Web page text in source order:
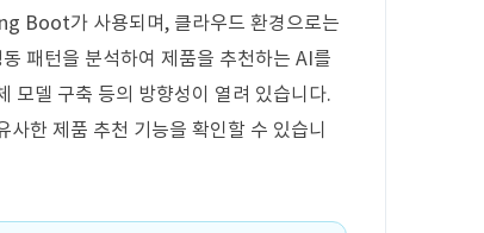
Boot가 사용되며, 클라우드 환경으로는
패턴을 분석하여 제품을 추천하는 AI를
모델 구축 등의 방향성이 열려 있습니다.
한 제품 추천 기능을 확인할 수 있습니